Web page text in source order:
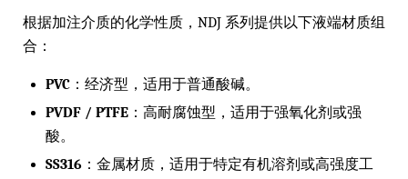
根据加注介质的化学性质，NDJ 系列提供以下液端材质组
合：
PVC ：经济型，适用于普通酸碱。
PVDF / PTFE ：高耐腐蚀型，适用于强氧化剂或强
酸。
SS316 ：金属材质，适用于特定有机溶剂或高强度工